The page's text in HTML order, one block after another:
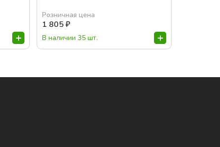
Розничная цена
1 805₽
В наличии 35 шт.